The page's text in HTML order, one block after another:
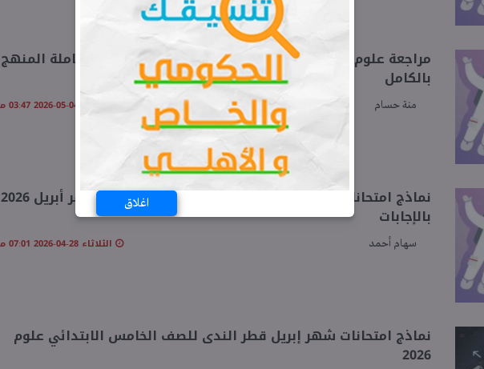
اغلاق
مراجعة علوم الصف الخامس الابتدائي الترم الثاني 2026 شاملة المنهج
بالكامل
منة حسام
نماذج امتحانات الأضواء علوم الصف الخامس الابتدائي شهر أبريل 2026
بالإجابات
سهام أحمد الثلاثاء 28-04-2026 07:01 مـ
نماذج امتحانات شهر إبريل قطر الندى للصف الخامس الابتدائي علوم
2026